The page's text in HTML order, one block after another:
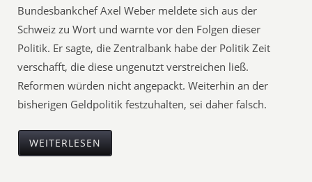
Bundesbankchef Axel Weber meldete sich aus der
Schweiz zu Wort und warnte vor den Folgen dieser
Politik. Er sagte, die Zentralbank habe der Politik Zeit
verschafft, die diese ungenutzt verstreichen ließ.
Reformen würden nicht angepackt. Weiterhin an der
bisherigen Geldpolitik festzuhalten, sei daher falsch.
WEITERLESEN